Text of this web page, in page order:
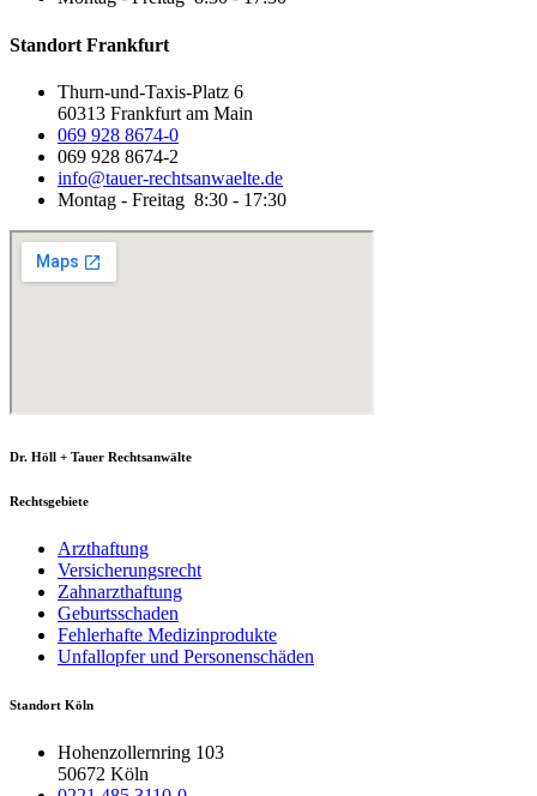
Standort Frankfurt
Thurn-und-Taxis-Platz 6
60313 Frankfurt am Main
069 928 8674-0
069 928 8674-2
info@tauer-rechtsanwaelte.de
Montag - Freitag 8:30 - 17:30
Dr. Höll + Tauer Rechtsanwälte
Rechtsgebiete
Arzthaftung
Versicherungsrecht
Zahnarzthaftung
Geburtsschaden
Fehlerhafte Medizinprodukte
Unfallopfer und Personenschäden
Standort Köln
Hohenzollernring 103
50672 Köln